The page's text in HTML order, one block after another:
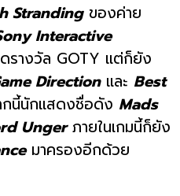
Strandingของค่าย
Interactive
รางวัล GOTY แต่ก็ยัง
Directionและ Best
นี้นักแสดงชื่อดัง Mads
Ungerภายในเกมนี้ก็ยัง
มาครองอีกด้วย